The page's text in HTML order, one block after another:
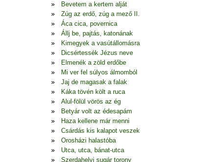
Bevetem a kertem alját
Zúg az erdő, zúg a mező II.
Áca cica, povernica
Állj be, pajtás, katonának
Kimegyek a vasútállomásra
Dicsértessék Jézus neve
Elmenék a zöld erdőbe
Mi ver fel súlyos álmomból
Jaj de magasak a falak
Káka tövén költ a ruca
Alul-fölül vörös az ég
Betyár volt az édesapám
Haza kellene már menni
Csárdás kis kalapot veszek
Orosházi halastóba
Utca, utca, bánat-utca
Szerdahelyi sugár torony